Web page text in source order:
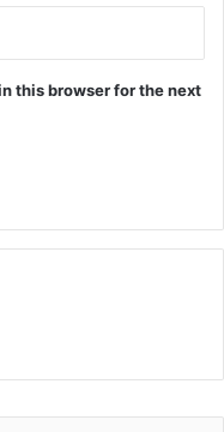
this browser for the next